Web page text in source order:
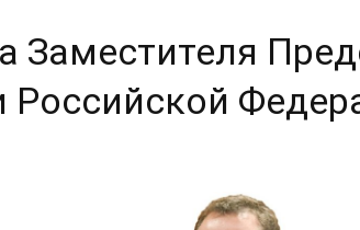
Заместителя
Российской